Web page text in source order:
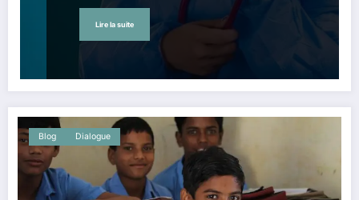
Lire la suite
Blog Dialogue